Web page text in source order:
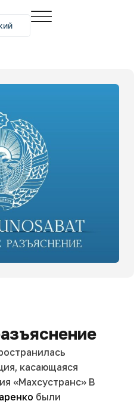
O‘zbekcha
касающаяся
«Mахсустранс» В
были